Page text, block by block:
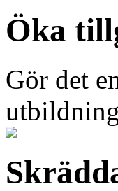
Öka
Gör det